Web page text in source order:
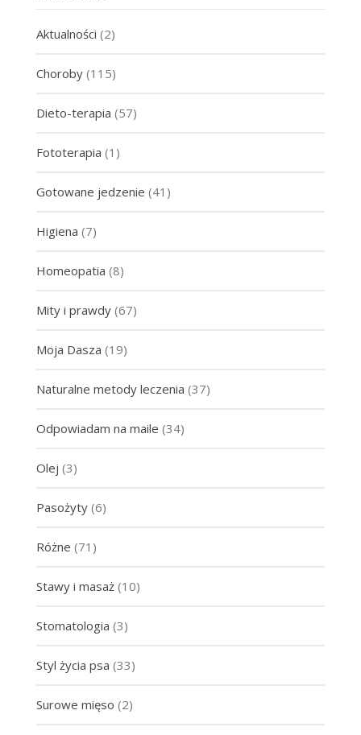
Aktualności (2)
Choroby(115)
Dieto-terapia (57)
Fototerapia (1)
Gotowane jedzenie (41)
Higiena (7)
Homeopatia (8)
Mity i prawdy(67)
Moja Dasza (19)
Naturalne metody leczenia (37)
Odpowiadam na maile (34)
Olej (3)
Pasożyty(6)
Różne (71)
Stawy i masaż(10)
Stomatologia (3)
Styl życia psa (33)
Surowe mięso (2)